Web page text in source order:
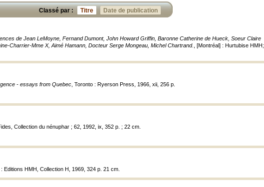
Classé par : Titre Date de publication
de Jean LeMoyne, Fernand Dumont, John Howard Griffin, Baronne Catherine de Hueck, Soeur Claire
Charrier-Mme X, Aimé Hamann, Docteur Serge Mongeau, Michel Chartrand.
, [Montréal] : Hurtubise HMH;
- essays from Quebec , Toronto : Ryerson Press, 1966, xii, 256 p.
Collection du nénuphar ; 62, 1992, ix, 352 p. ; 22 cm.
: Editions HMH, Collection H, 1969, 324 p. 21 cm.